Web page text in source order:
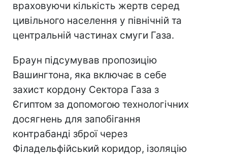
враховуючи кількість жертв серед
цивільного населення у північній та
центральній частинах смуги Газа.
Браун підсумував пропозицію
Вашингтона, яка включає в себе
захист кордону Сектора Газа з
Єгиптом за допомогою технологічних
досягнень для запобігання
контрабанді зброї через
Філадельфійський коридор, ізоляцію